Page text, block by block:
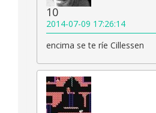
10
2014-07-09 17:26:14
encima se te ríe Cillessen